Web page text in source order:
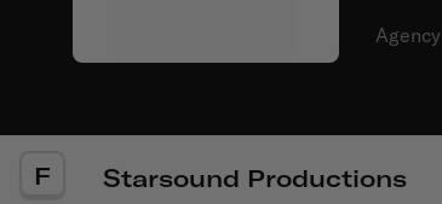
Agency
F Starsound Productions